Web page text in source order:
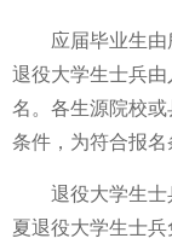
应届毕业生
退役大学生士兵
名。各生源院校
条件，为符合报名
退役大学生
夏退役大学生士